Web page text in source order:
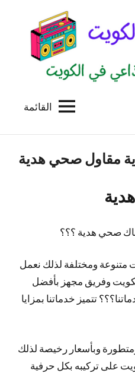
القائمة
مقاول صحي هدية
صحي هدية ؟؟؟
ومختلفة لذلك نعمل
وفريق مجهز بأفضل
تتميز خدماتنا بمزايا
وبأسعار رخيصة لذلك
على تركيبه بكل حرفية